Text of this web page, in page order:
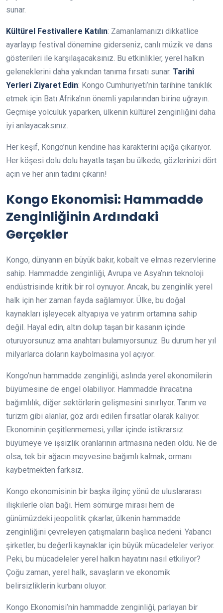
sunar.
Kültürel Festivallere Katılın: Zamanlamanızı dikkatlice
ayarlayıp festival dönemine giderseniz, canlı müzik ve dans
gösterileri ile karşılaşacaksınız. Bu etkinlikler, yerel halkın
geleneklerini daha yakından tanıma fırsatı sunar. Tarihî
Yerleri Ziyaret Edin: Kongo Cumhuriyeti’nin tarihine tanıklık
etmek için Batı Afrika’nın önemli yapılarından birine uğrayın.
Geçmişe yolculuk yaparken, ülkenin kültürel zenginliğini daha
iyi anlayacaksınız.
Her keşif, Kongo’nun kendine has karakterini açığa çıkarıyor.
Her köşesi dolu dolu hayatla taşan bu ülkede, gözlerinizi dört
açın ve her anın tadını çıkarın!
Kongo Ekonomisi: Hammadde
Zenginliğinin Ardındaki
Gerçekler
Kongo, dünyanın en büyük bakır, kobalt ve elmas rezervlerine
sahip. Hammadde zenginliği, Avrupa ve Asya’nın teknoloji
endüstrisinde kritik bir rol oynuyor. Ancak, bu zenginlik yerel
halk için her zaman fayda sağlamıyor. Ülke, bu doğal
kaynakları işleyecek altyapıya ve yatırım ortamına sahip
değil. Hayal edin, altın dolup taşan bir kasanın içinde
oturuyorsunuz ama anahtarı bulamıyorsunuz. Bu durum her yıl
milyarlarca doların kaybolmasına yol açıyor.
Kongo’nun hammadde zenginliği, aslında yerel ekonomilerin
büyümesine de engel olabiliyor. Hammadde ihracatına
bağımlılık, diğer sektörlerin gelişmesini sınırlıyor. Tarım ve
turizm gibi alanlar, göz ardı edilen fırsatlar olarak kalıyor.
Ekonominin çeşitlenmemesi, yıllar içinde istikrarsız
büyümeye ve işsizlik oranlarının artmasına neden oldu. Ne de
olsa, tek bir ağacın meyvesine bağımlı kalmak, ormanı
kaybetmekten farksız.
Kongo ekonomisinin bir başka ilginç yönü de uluslararası
ilişkilerle olan bağı. Hem sömürge mirası hem de
günümüzdeki jeopolitik çıkarlar, ülkenin hammadde
zenginliğini çevreleyen çatışmaların başlıca nedeni. Yabancı
şirketler, bu değerli kaynaklar için büyük mücadeleler veriyor.
Peki, bu mücadeleler yerel halkın hayatını nasıl etkiliyor?
Çoğu zaman, yerel halk, savaşların ve ekonomik
belirsizliklerin kurbanı oluyor.
Kongo Ekonomisi’nin hammadde zenginliği, parlayan bir